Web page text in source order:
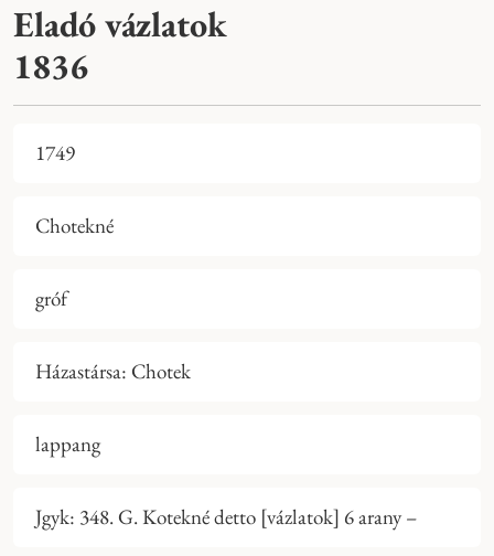
Eladó vázlatok
1836
1749
Chotekné
gróf
Házastársa: Chotek
lappang
Jgyk: 348. G. Kotekné detto [vázlatok] 6 arany –